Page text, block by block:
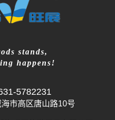
stands,
happens!
5782231
市高区唐山路10号